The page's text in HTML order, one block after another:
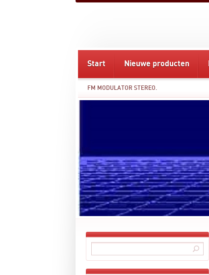
Start Nieuwe producten
FM MODULATOR STEREO.